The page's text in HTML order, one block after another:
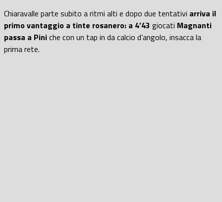
Chiaravalle parte subito a ritmi alti e dopo due tentativi arriva il
primo vantaggio a tinte rosanero: a 4’43 giocati Magnanti
passa a Piniche con un tap in da calcio d’angolo, insacca la
prima rete.